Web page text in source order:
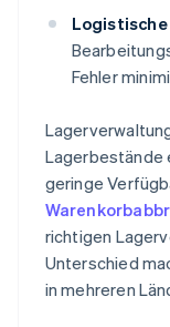
Fehler
Lagerbestände
geringe
richtigen
Unterschied
in mehreren